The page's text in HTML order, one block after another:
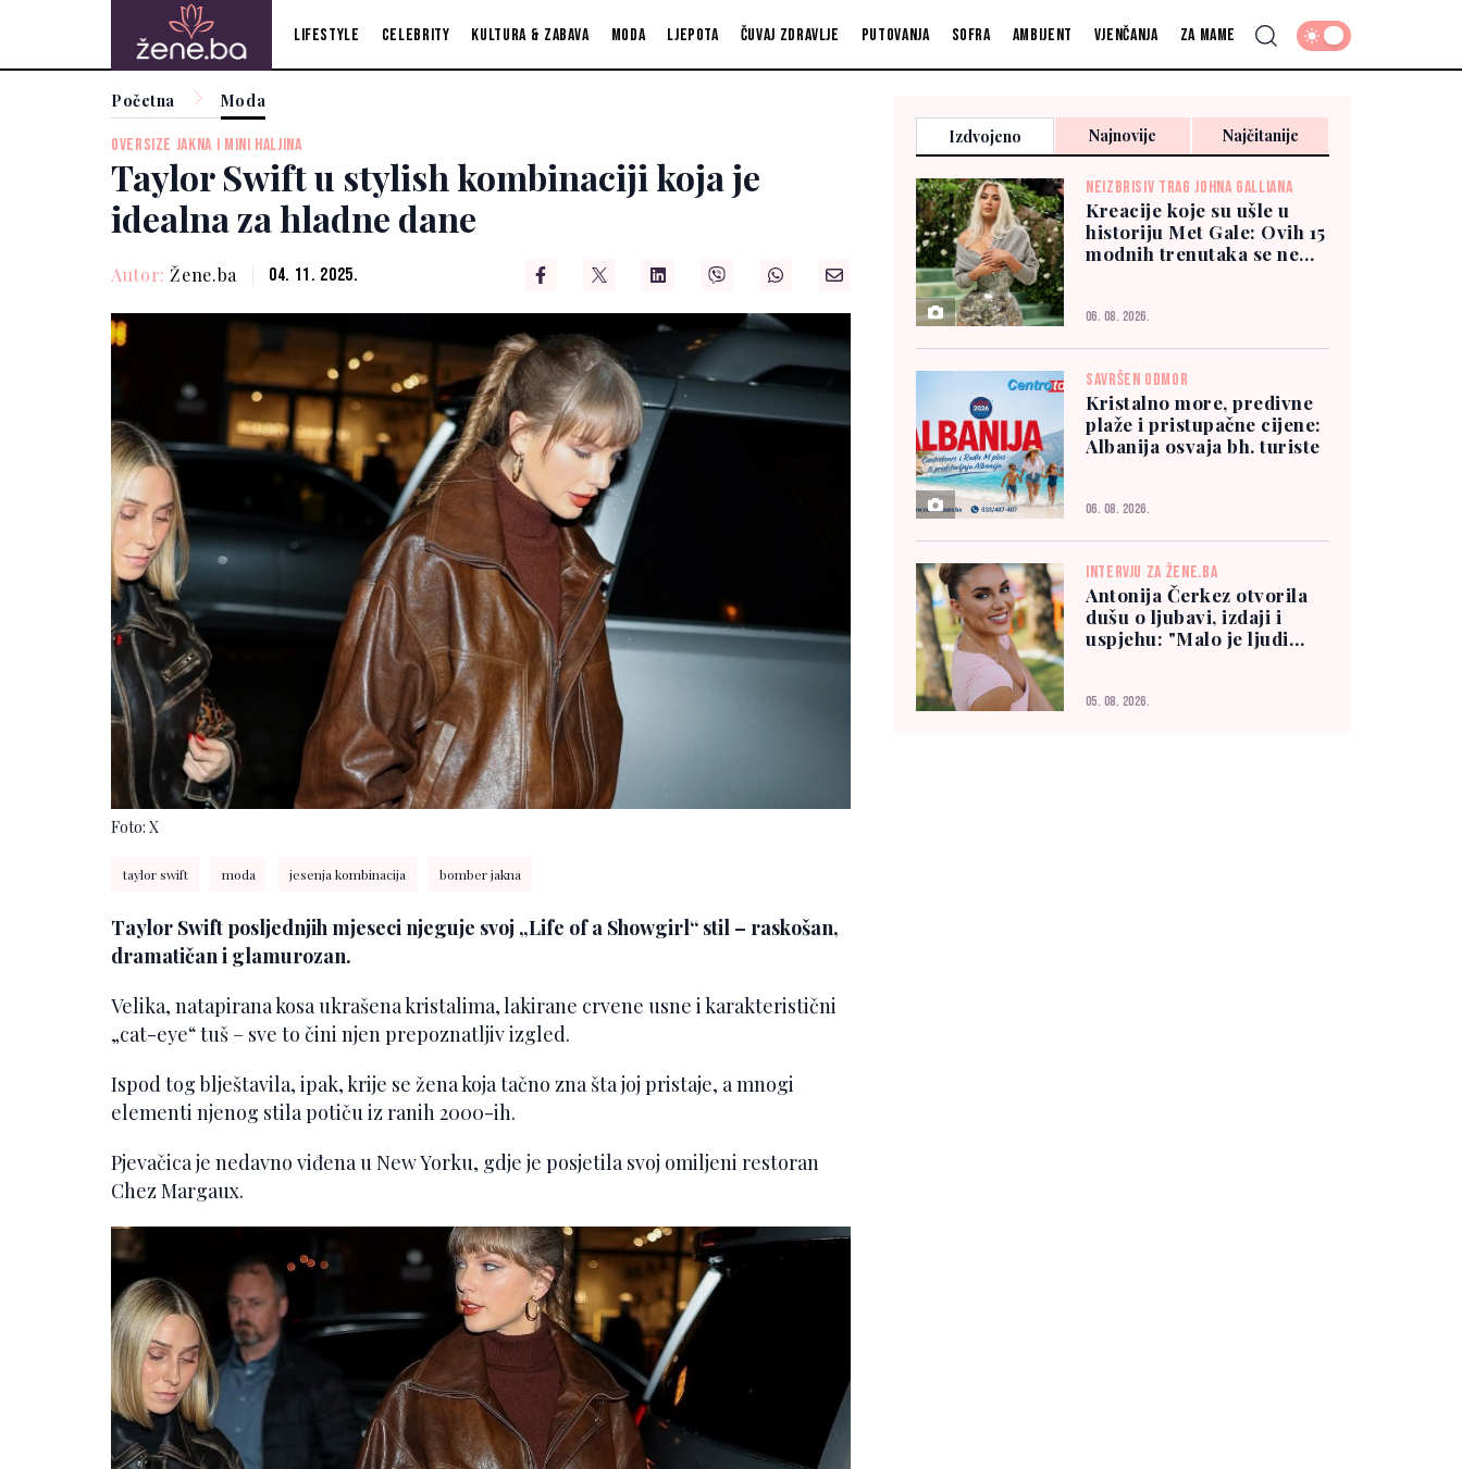
Lifestyle Celebrity Kultura & zabava Moda Ljepota Čuvaj zdravlje Putovanja Sofra Ambijent Vjenčanja Za mame
Početna Moda
OVERSIZE JAKNA I MINI HALJINA
Taylor Swift u stylish kombinaciji koja je
idealna za hladne dane
Autor: Žene.ba 04. 11. 2025.
Foto: X
taylor swift moda jesenja kombinacija bomber jakna
Taylor Swift posljednjih mjeseci njeguje svoj „Life of a Showgirl“ stil – raskošan,
dramatičan i glamurozan.
Velika, natapirana kosa ukrašena kristalima, lakirane crvene usne i karakteristični
„cat-eye“ tuš – sve to čini njen prepoznatljiv izgled.
Ispod tog blještavila, ipak, krije se žena koja tačno zna šta joj pristaje, a mnogi
elementi njenog stila potiču iz ranih 2000-ih.
Pjevačica je nedavno viđena u New Yorku, gdje je posjetila svoj omiljeni restoran
Chez Margaux.
Izdvojeno Najnovije Najčitanije
NEIZBRISIV TRAG JOHNA GALLIANA
Kreacije koje su ušle u
historiju Met Gale: Ovih 15
modnih trenutaka se ne
06. 08. 2026.
SAVRŠEN ODMOR
Kristalno more, predivne
plaže i pristupačne cijene:
Albanija osvaja bh. turiste
06. 08. 2026.
INTERVJU ZA ŽENE.BA
Antonija Čerkez otvorila
dušu o ljubavi, izdaji i
uspjehu: "Malo je ljudi
05. 08. 2026.